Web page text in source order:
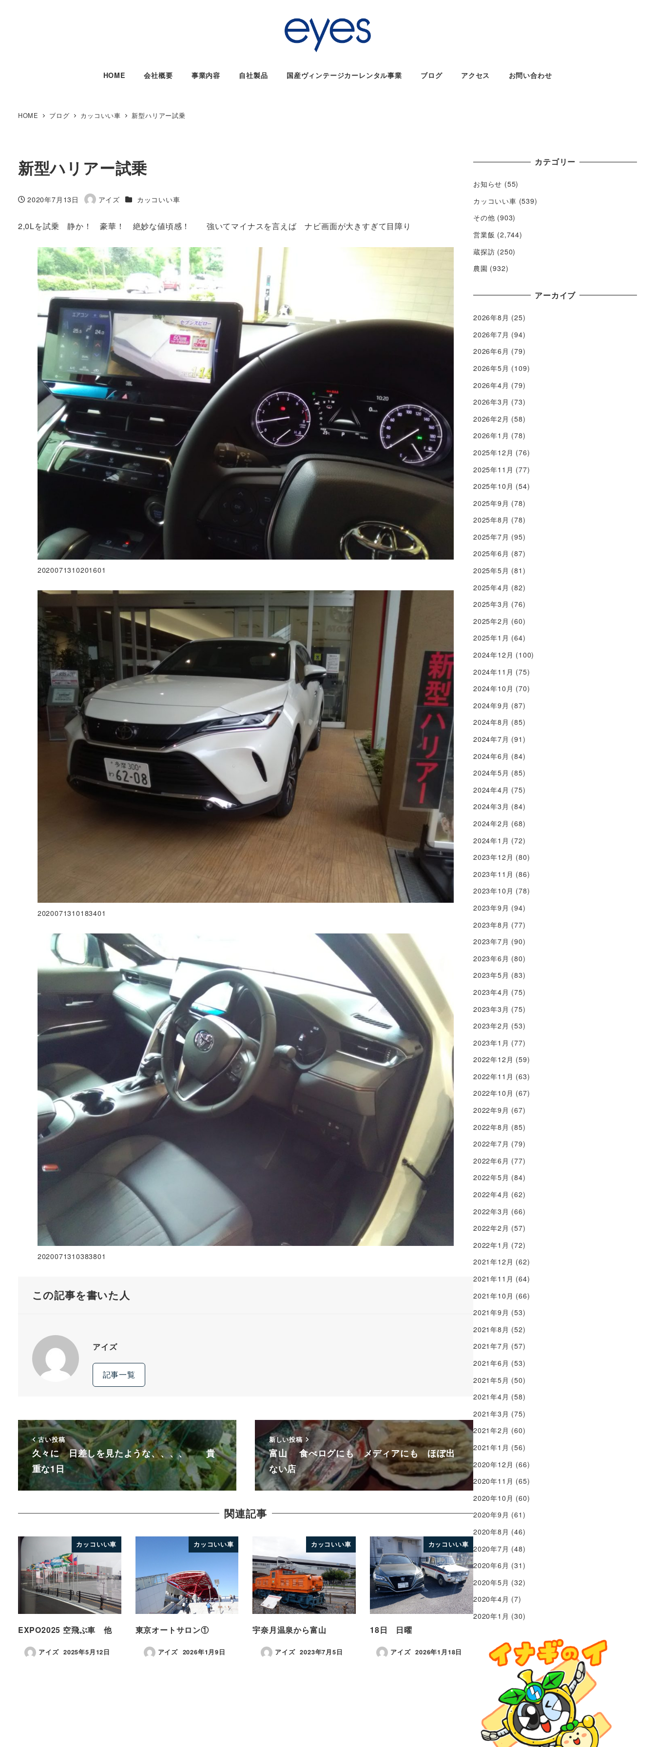
HOME 会社概要 事業内容 自社製品 国産ヴィンテージカーレンタル事業 ブログ アクセス お問い合わせ
HOME ブログ カッコいい車 新型ハリアー試乗
新型ハリアー試乗
投稿日
2020年7月13日
著
アイズ カテゴリー
カッコいい車
2,0Lを試乗 静か！ 豪華！ 絶妙な値頃感！ 強いてマイナスを言えば ナビ画面が大きすぎて目障り
2020071310201601
2020071310183401
2020071310383801
この記事を書いた人
アイズ
記事一覧
古い投稿
久々に 日差しを見たような、、、、 貴
重な1日
新しい投稿
富山 食べログにも メディアにも ほぼ出
ない店
関連記事
カッコいい車
EXPO2025 空飛ぶ車 他
アイズ 2025年5月12日
カッコいい車
東京オートサロン①
アイズ 2026年1月9日
カッコいい車
宇奈月温泉から富山
アイズ 2023年7月5日
カッコいい車
18日 日曜
アイズ 2026年1月18日
カテゴリー
お知らせ (55)
カッコいい車 (539)
その他 (903)
営業飯 (2,744)
蔵探訪 (250)
農園 (932)
アーカイブ
2026年8月 (25)
2026年7月 (94)
2026年6月 (79)
2026年5月 (109)
2026年4月 (79)
2026年3月 (73)
2026年2月 (58)
2026年1月 (78)
2025年12月 (76)
2025年11月 (77)
2025年10月 (54)
2025年9月 (78)
2025年8月 (78)
2025年7月 (95)
2025年6月 (87)
2025年5月 (81)
2025年4月 (82)
2025年3月 (76)
2025年2月 (60)
2025年1月 (64)
2024年12月 (100)
2024年11月 (75)
2024年10月 (70)
2024年9月 (87)
2024年8月 (85)
2024年7月 (91)
2024年6月 (84)
2024年5月 (85)
2024年4月 (75)
2024年3月 (84)
2024年2月 (68)
2024年1月 (72)
2023年12月 (80)
2023年11月 (86)
2023年10月 (78)
2023年9月 (94)
2023年8月 (77)
2023年7月 (90)
2023年6月 (80)
2023年5月 (83)
2023年4月 (75)
2023年3月 (75)
2023年2月 (53)
2023年1月 (77)
2022年12月 (59)
2022年11月 (63)
2022年10月 (67)
2022年9月 (67)
2022年8月 (85)
2022年7月 (79)
2022年6月 (77)
2022年5月 (84)
2022年4月 (62)
2022年3月 (66)
2022年2月 (57)
2022年1月 (72)
2021年12月 (62)
2021年11月 (64)
2021年10月 (66)
2021年9月 (53)
2021年8月 (52)
2021年7月 (57)
2021年6月 (53)
2021年5月 (50)
2021年4月 (58)
2021年3月 (75)
2021年2月 (60)
2021年1月 (56)
2020年12月 (66)
2020年11月 (65)
2020年10月 (60)
2020年9月 (61)
2020年8月 (46)
2020年7月 (48)
2020年6月 (31)
2020年5月 (32)
2020年4月 (7)
2020年1月 (30)